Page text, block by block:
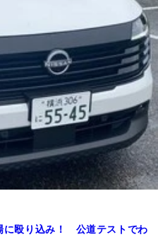
に殴り込み！ 公道テストでわ